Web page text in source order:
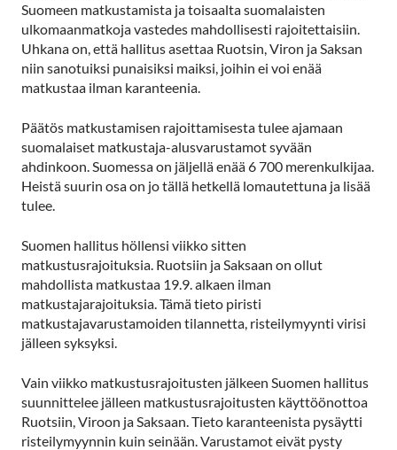
Suomeen matkustamista ja toisaalta suomalaisten
ulkomaanmatkoja vastedes mahdollisesti rajoitettaisiin.
Uhkana on, että hallitus asettaa Ruotsin, Viron ja Saksan
niin sanotuiksi punaisiksi maiksi, joihin ei voi enää
matkustaa ilman karanteenia.
Päätös matkustamisen rajoittamisesta tulee ajamaan
suomalaiset matkustaja-alusvarustamot syvään
ahdinkoon. Suomessa on jäljellä enää 6 700 merenkulkijaa.
Heistä suurin osa on jo tällä hetkellä lomautettuna ja lisää
tulee.
Suomen hallitus höllensi viikko sitten
matkustusrajoituksia. Ruotsiin ja Saksaan on ollut
mahdollista matkustaa 19.9. alkaen ilman
matkustajarajoituksia. Tämä tieto piristi
matkustajavarustamoiden tilannetta, risteilymyynti virisi
jälleen syksyksi.
Vain viikko matkustusrajoitusten jälkeen Suomen hallitus
suunnittelee jälleen matkustusrajoitusten käyttöönottoa
Ruotsiin, Viroon ja Saksaan. Tieto karanteenista pysäytti
risteilymyynnin kuin seinään. Varustamot eivät pysty